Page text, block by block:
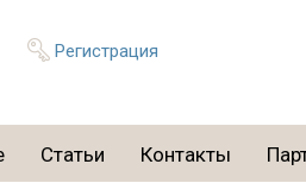
Регистрация
Статьи Контакты